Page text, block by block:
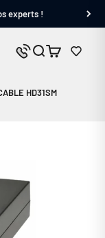
experts !
Nous contacter
Panier
HD31SM